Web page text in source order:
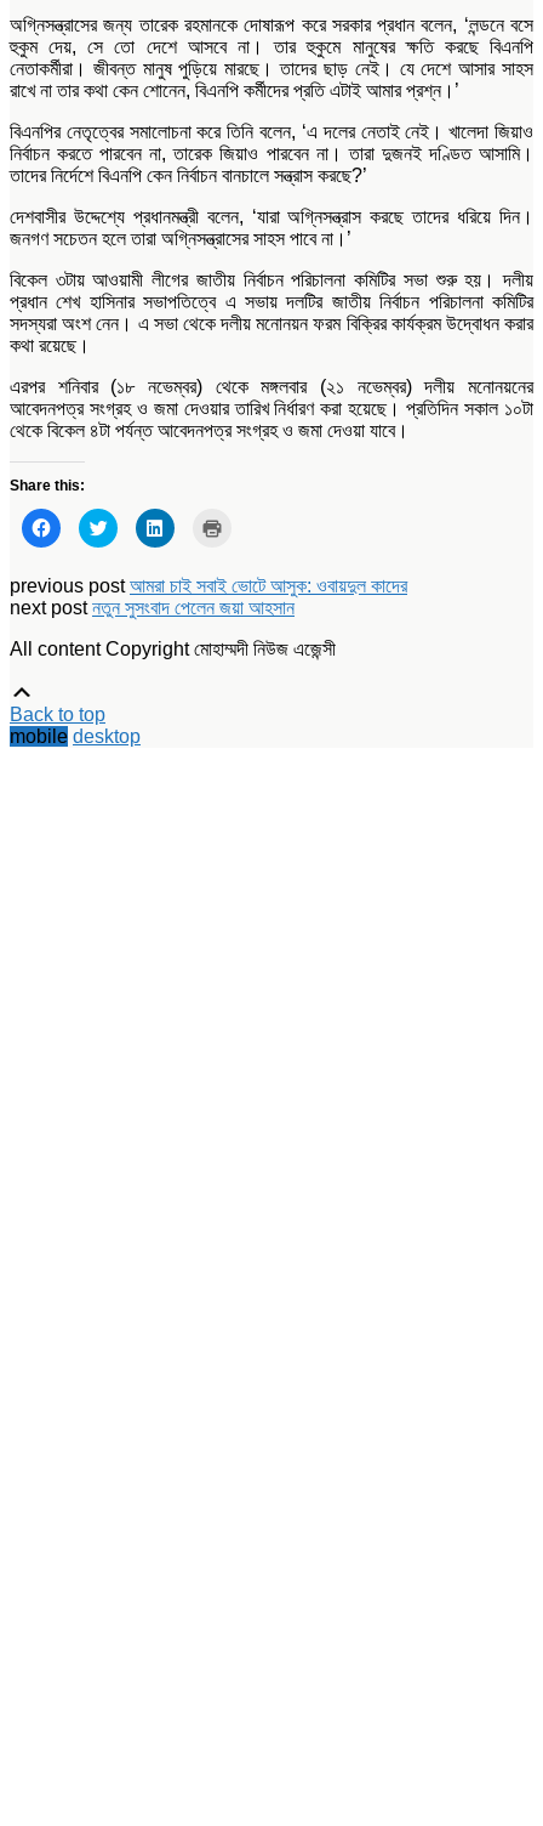
অগ্নিসন্ত্রাসের জন্য তারেক রহমানকে দোষারূপ করে সরকার প্রধান বলেন, ‘লন্ডনে বসে
হুকুম দেয়, সে তো দেশে আসবে না। তার হুকুমে মানুষের ক্ষতি করছে বিএনপি
নেতাকর্মীরা। জীবন্ত মানুষ পুড়িয়ে মারছে। তাদের ছাড় নেই। যে দেশে আসার সাহস
রাখে না তার কথা কেন শোনেন, বিএনপি কর্মীদের প্রতি এটাই আমার প্রশ্ন।’
বিএনপির নেতৃত্বের সমালোচনা করে তিনি বলেন, ‘এ দলের নেতাই নেই। খালেদা জিয়াও
নির্বাচন করতে পারবেন না, তারেক জিয়াও পারবেন না। তারা দুজনই দণ্ডিত আসামি।
তাদের নির্দেশে বিএনপি কেন নির্বাচন বানচালে সন্ত্রাস করছে?’
দেশবাসীর উদ্দেশ্যে প্রধানমন্ত্রী বলেন, ‘যারা অগ্নিসন্ত্রাস করছে তাদের ধরিয়ে দিন।
জনগণ সচেতন হলে তারা অগ্নিসন্ত্রাসের সাহস পাবে না।’
বিকেল ৩টায় আওয়ামী লীগের জাতীয় নির্বাচন পরিচালনা কমিটির সভা শুরু হয়। দলীয়
প্রধান শেখ হাসিনার সভাপতিত্বে এ সভায় দলটির জাতীয় নির্বাচন পরিচালনা কমিটির
সদস্যরা অংশ নেন। এ সভা থেকে দলীয় মনোনয়ন ফরম বিক্রির কার্যক্রম উদ্বোধন করার
কথা রয়েছে।
এরপর শনিবার (১৮ নভেম্বর) থেকে মঙ্গলবার (২১ নভেম্বর) দলীয় মনোনয়নের
আবেদনপত্র সংগ্রহ ও জমা দেওয়ার তারিখ নির্ধারণ করা হয়েছে। প্রতিদিন সকাল ১০টা
থেকে বিকেল ৪টা পর্যন্ত আবেদনপত্র সংগ্রহ ও জমা দেওয়া যাবে।
Share this:
Click
to
share
Facebook
(Opens
in
window)
Click
to
share
Twitter
(Opens
in
new
window)
Click
to
LinkedIn
(Opens
in
window)
in
new
window)
previous postআমরা চাই সবাই ভোটে আসুক: ওবায়দুল কাদের
next postনতুন সুসংবাদ পেলেন জয়া আহসান
All content Copyright মোহাম্মদী নিউজ এজেন্সী
Up
Back to top
mobile desktop